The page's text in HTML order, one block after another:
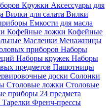
Кружки Аксессуары для
Вилки для салата Вилки
Емкости для масла
Кофейные ложки Кофейные
Масленки Менажницы
приборов Наборы
Наборы кружек Наборы
предметов Пашотницы
доски Солонки
Столовые ложки Столовые
приборы 24 предмета
Тарелки Френч-прессы